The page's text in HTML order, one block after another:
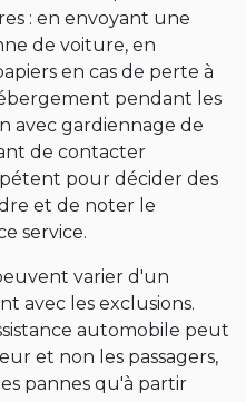
: en envoyant une
de voiture, en
en cas de perte à
pendant les
avec gardiennage de
de contacter
pour décider des
et de noter le
service.
varier d'un
avec les exclusions.
automobile peut
et non les passagers,
pannes qu'à partir